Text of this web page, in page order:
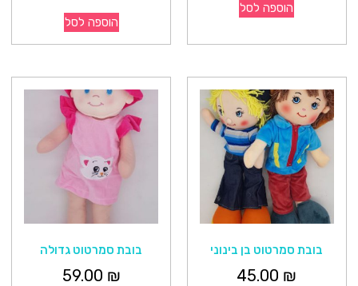
הוספה לסל
הוספה לסל
בובת סמרטוט בן בינוני
45.00 ₪
בובת סמרטוט גדולה
59.00 ₪